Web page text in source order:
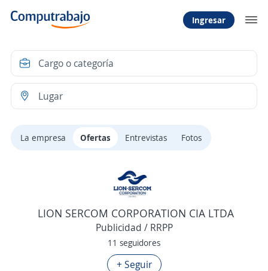
Ingresar
La empresa Ofertas Entrevistas Fotos
LION SERCOM CORPORATION CIA LTDA
Publicidad / RRPP
11 seguidores
+ Seguir